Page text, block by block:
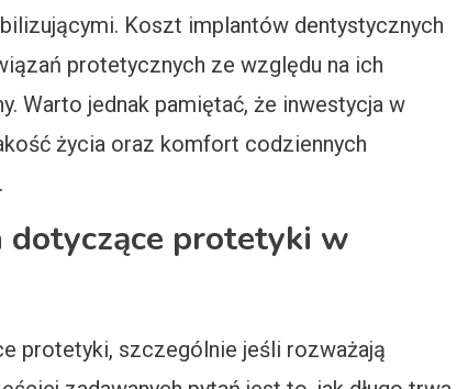
Koszt implantów dentystycznych
protetycznych ze względu na ich
Warto jednak pamiętać, że inwestycja w
życia oraz komfort codziennych
dotyczące protetyki w
protetyki, szczególnie jeśli rozważają